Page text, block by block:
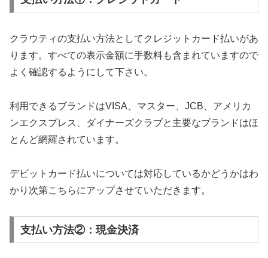
クラウティの支払い方法としてクレジットカード払いがあ
ります。すべての表示金額に手数料も含まれていますので
よく確認するようにして下さい。
利用できるブランドはVISA、マスター、JCB、アメリカ
ンエクスプレス、ダイナーズクラブと主要なブランドはほ
とんど網羅されています。
デビットカード払いについては対応しているかどうかはわ
かり次第こちらにアップさせていただきます。
支払い方法②：現金決済